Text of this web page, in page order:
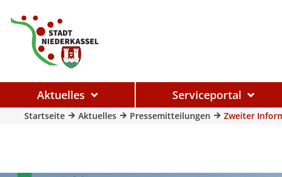
Aktuelles Serviceportal
Startseite Aktuelles Pressemitteilungen Zweiter